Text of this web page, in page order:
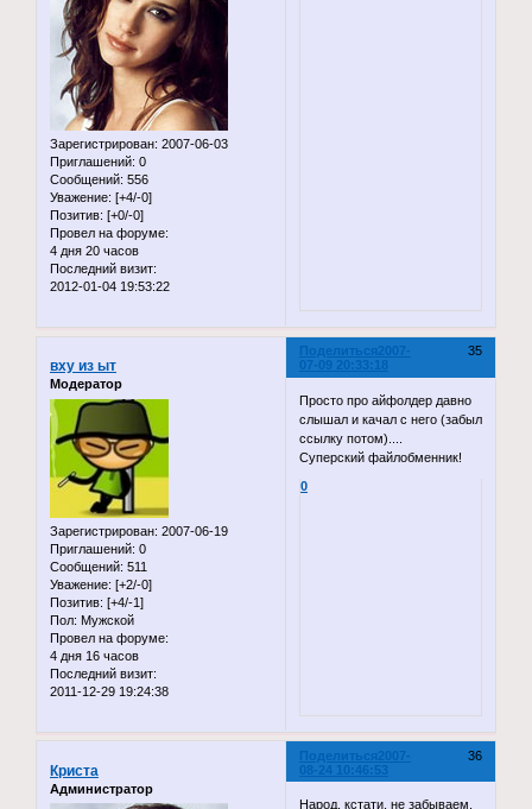
Зарегистрирован: 2007-06-03
Приглашений: 0
Сообщений: 556
Уважение: [+4/-0]
Позитив: [+0/-0]
Провел на форуме:
4 дня 20 часов
Последний визит:
2012-01-04 19:53:22
Поделиться 35
2007-
07-09 20:33:18
вху из ыт
Модератор
Зарегистрирован: 2007-06-19
Приглашений: 0
Сообщений: 511
Уважение: [+2/-0]
Позитив: [+4/-1]
Пол: Мужской
Провел на форуме:
4 дня 16 часов
Последний визит:
2011-12-29 19:24:38
Просто про айфолдер давно
слышал и качал с него (забыл
ссылку потом)....
Суперский файлобменник!
0
Поделиться 36
2007-
08-24 10:46:53
Криста
Администратор
Народ, кстати, не забываем,